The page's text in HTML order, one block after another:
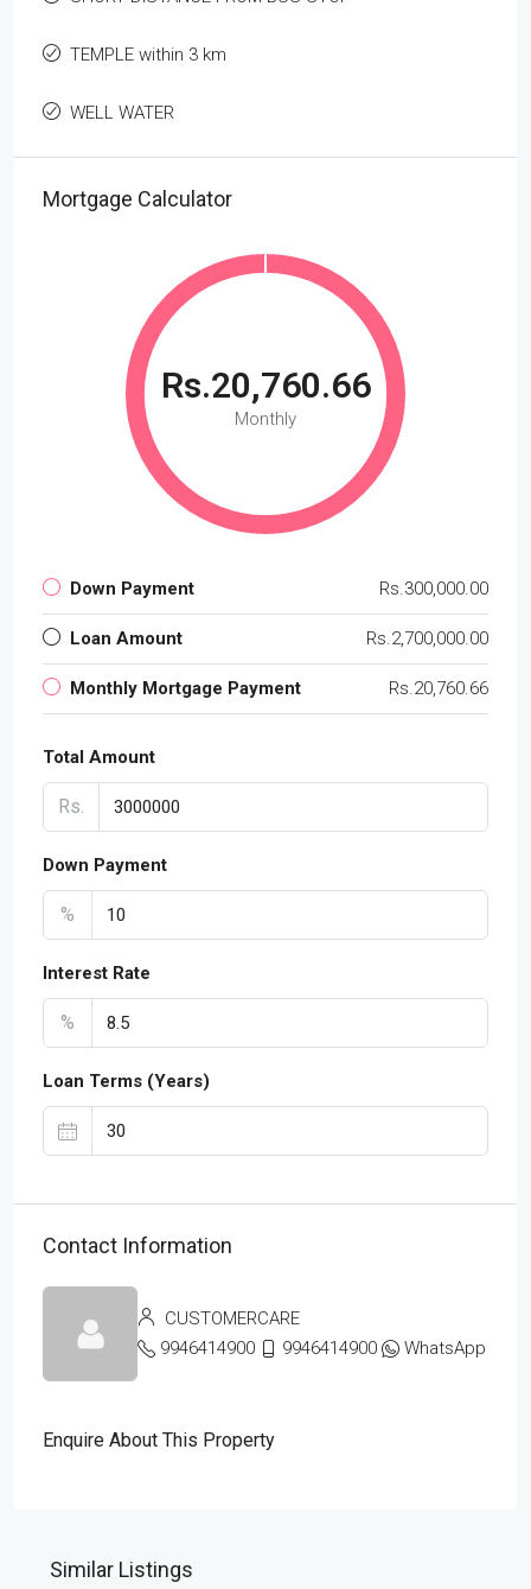
TEMPLE within 3 km
WELL WATER
Mortgage Calculator
Rs.20,760.66
Monthly
Down Payment Rs.300,000.00
Loan Amount Rs.2,700,000.00
Monthly Mortgage Payment Rs.20,760.66
Total Amount
Rs.
Down Payment
%
Interest Rate
%
Loan Terms (Years)
Contact Information
CUSTOMERCARE
9946414900
9946414900 WhatsApp
Enquire About This Property
Similar Listings